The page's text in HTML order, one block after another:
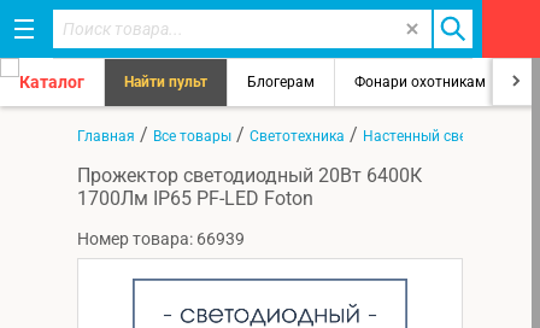
Каталог Найти пульт Блогерам Фонари охотникам
Главная / Все товары / Светотехника / Настенный светильник
Прожектор светодиодный 20Вт 6400К
1700Лм IP65 PF-LED Foton
Номер товара: 66939